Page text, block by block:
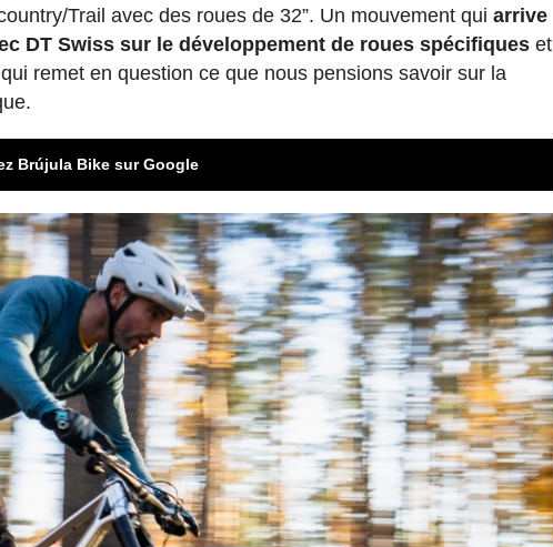
Trail avec des roues de 32”. Un mouvement quiarrive
DT Swiss sur le développement de roues spécifiques et
remet en question ce que nous pensions savoir sur la
Brújula Bike sur Google